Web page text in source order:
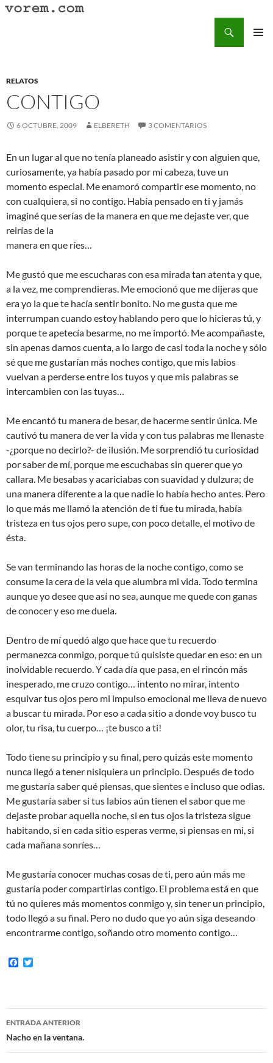
Saltar
RELATOS
CONTIGO
6 OCTUBRE, 2009 ELBERETH 3 COMENTARIOS
En un lugar al que no tenía planeado asistir y con alguien que,
curiosamente, ya había pasado por mi cabeza, tuve un
momento especial. Me enamoró compartir ese momento, no
con cualquiera, si no contigo. Había pensado en ti y jamás
imaginé que serías de la manera en que me dejaste ver, que
reirías de la
manera en que ríes…
Me gustó que me escucharas con esa mirada tan atenta y que,
a la vez, me comprendieras. Me emocionó que me dijeras que
era yo la que te hacía sentir bonito. No me gusta que me
interrumpan cuando estoy hablando pero que lo hicieras tú, y
porque te apetecía besarme, no me importó. Me acompañaste,
sin apenas darnos cuenta, a lo largo de casi toda la noche y sólo
sé que me gustarían más noches contigo, que mis labios
vuelvan a perderse entre los tuyos y que mis palabras se
intercambien con las tuyas…
Me encantó tu manera de besar, de hacerme sentir única. Me
cautivó tu manera de ver la vida y con tus palabras me llenaste
-¿porque no decirlo?- de ilusión. Me sorprendió tu curiosidad
por saber de mí, porque me escuchabas sin querer que yo
callara. Me besabas y acariciabas con suavidad y dulzura; de
una manera diferente a la que nadie lo había hecho antes. Pero
lo que más me llamó la atención de ti fue tu mirada, había
tristeza en tus ojos pero supe, con poco detalle, el motivo de
ésta.
Se van terminando las horas de la noche contigo, como se
consume la cera de la vela que alumbra mi vida. Todo termina
aunque yo desee que así no sea, aunque me quede con ganas
de conocer y eso me duela.
Dentro de mí quedó algo que hace que tu recuerdo
permanezca conmigo, porque tú quisiste quedar en eso: en un
inolvidable recuerdo. Y cada día que pasa, en el rincón más
inesperado, me cruzo contigo… intento no mirar, intento
esquivar tus ojos pero mi impulso emocional me lleva de nuevo
a buscar tu mirada. Por eso a cada sitio a donde voy busco tu
olor, tu risa, tu cuerpo… ¡te busco a ti!
Todo tiene su principio y su final, pero quizás este momento
nunca llegó a tener nisiquiera un principio. Después de todo
me gustaría saber qué piensas, que sientes e incluso que odias.
Me gustaría saber si tus labios aún tienen el sabor que me
dejaste probar aquella noche, si en tus ojos la tristeza sigue
habitando, si en cada sitio esperas verme, si piensas en mi, si
cada mañana sonríes…
Me gustaría conocer muchas cosas de ti, pero aún más me
gustaría poder compartirlas contigo. El problema está en que
tú no quieres más momentos conmigo y, sin tener un principio,
todo llegó a su final. Pero no dudo que yo aún siga deseando
encontrarme contigo, soñando otro momento contigo…
F
o
o
e
r
Navegación
de
ENTRADA ANTERIOR
Nacho en la ventana.